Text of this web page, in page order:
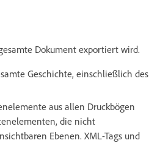
Dokument exportiert wird.
Geschichte, einschließlich des
aus allen Druckbögen
die nicht
Ebenen. XML-Tags und